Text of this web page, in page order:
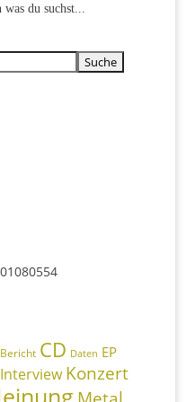
du suchst...
Bericht CD Daten EP
Interview Konzert